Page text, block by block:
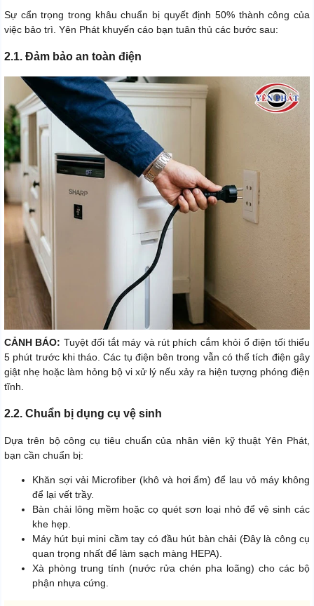
Sự cẩn trọng trong khâu chuẩn bị quyết định 50% thành công của
việc bảo trì. Yên Phát khuyến cáo bạn tuân thủ các bước sau:
2.1. Đảm bảo an toàn điện
CẢNH BÁO: Tuyệt đối tắt máy và rút phích cắm khỏi ổ điện tối thiểu
5 phút trước khi tháo. Các tụ điện bên trong vẫn có thể tích điện gây
giật nhẹ hoặc làm hỏng bộ vi xử lý nếu xảy ra hiện tượng phóng điện
tĩnh.
2.2. Chuẩn bị dụng cụ vệ sinh
Dựa trên bộ công cụ tiêu chuẩn của nhân viên kỹ thuật Yên Phát,
bạn cần chuẩn bị:
Khăn sợi vải Microfiber (khô và hơi ẩm) để lau vỏ máy không
để lại vết trầy.
Bàn chải lông mềm hoặc cọ quét sơn loại nhỏ để vệ sinh các
khe hẹp.
Máy hút bụi mini cầm tay có đầu hút bàn chải (Đây là công cụ
quan trọng nhất để làm sạch màng HEPA).
Xà phòng trung tính (nước rửa chén pha loãng) cho các bộ
phận nhựa cứng.